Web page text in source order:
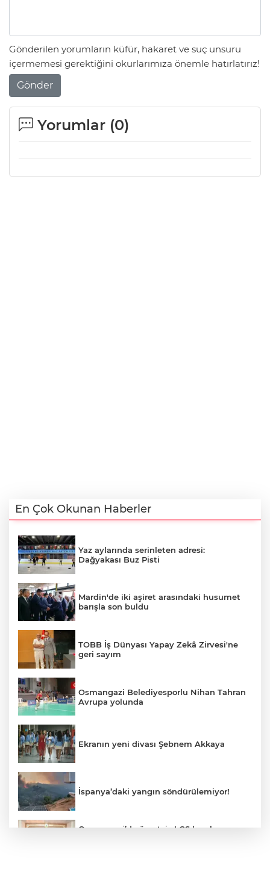
Gönderilen yorumların küfür, hakaret ve suç unsuru
içermemesi gerektiğini okurlarımıza önemle hatırlatırız!
Gönder
Yorumlar (0)
En Çok Okunan Haberler
Yaz aylarında serinleten adresi:
Dağyakası Buz Pisti
Mardin'de iki aşiret arasındaki husumet
barışla son buldu
TOBB İş Dünyası Yapay Zekâ Zirvesi'ne
geri sayım
Osmangazi Belediyesporlu Nihan Tahran
Avrupa yolunda
Ekranın yeni divası Şebnem Akkaya
İspanya’daki yangın söndürülemiyor!
Osmangazi’de ücretsiz LGS kurslarının